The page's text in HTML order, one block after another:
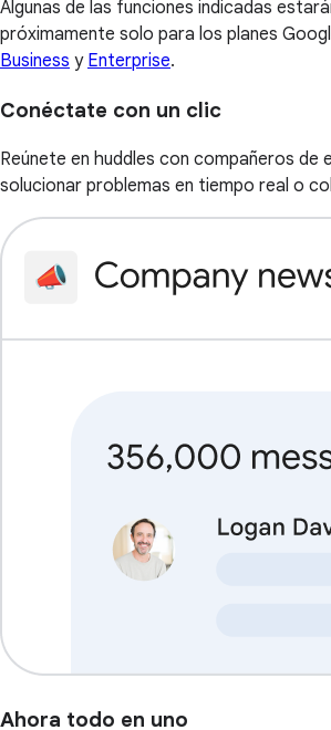
Algunas de las funciones indicadas
próximamente solo para los planes
Business y Enterprise.
Conéctate con un clic
Reúnete en huddles con compañeros de
solucionar problemas en tiempo real o
Ahora todo en uno